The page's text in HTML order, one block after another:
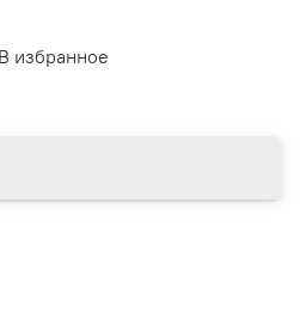
В избранное